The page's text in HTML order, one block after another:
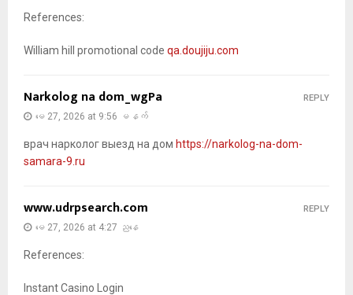
References:
William hill promotional code qa.doujiju.com
Narkolog na dom_wgPa
မေ 27, 2026 at 9:56 မနက်
врач нарколог выезд на дом https://narkolog-na-dom-
samara-9.ru
REPLY
www.udrpsearch.com
မေ 27, 2026 at 4:27 ညနေ
References:
Instant Casino Login
REPLY